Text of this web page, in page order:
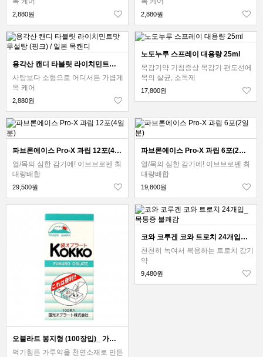
2,880원 2,880원
용각산 캔디 타블릿 라이치민트맛 무설탕 (핑크) / 일본 목캔디
사탕보다 소형으로 어디서든 가볍게
목 케어
2,880원
노도누루 스프레이 대용량 25ml
목감기약 기침증상 목감기 편도선에
목의 살균, 소독제
17,800원
파브론에이스 Pro-X 과립 12포(4일분)
열/목의 심한 감기에! 이브브로펜 최
대량배합
29,500원
파브론에이스 Pro-X 과립 6포(2일분)
열/목의 심한 감기에! 이브브로펜 최
대량배합
19,800원
오블라트 봉지형 (100장입)_ 가루약을 싸서 먹는 천연소재_오브라토
먹기힘든 가루약을 천연소재로 만든
코와 코루겐 코와 트로치 24개입_ 목통증 불쾌감
천천히 녹여서 복용하는 트로치 감기
약
9,480원